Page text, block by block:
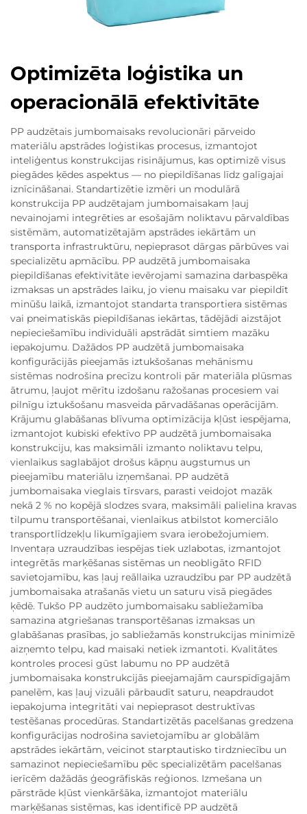
Optimizēta loģistika un
operacionālā efektivitāte
PP audzētais jumbomaisaks revolucionāri pārveido
materiālu apstrādes loģistikas procesus, izmantojot
inteliģentus konstrukcijas risinājumus, kas optimizē visus
piegādes ķēdes aspektus — no piepildīšanas līdz galīgajai
iznīcināšanai. Standartizētie izmēri un modulārā
konstrukcija PP audzētajam jumbomaisakam ļauj
nevainojami integrēties ar esošajām noliktavu pārvaldības
sistēmām, automatizētajām apstrādes iekārtām un
transporta infrastruktūru, nepieprasot dārgas pārbūves vai
specializētu apmācību. PP audzētā jumbomaisaka
piepildīšanas efektivitāte ievērojami samazina darbaspēka
izmaksas un apstrādes laiku, jo vienu maisaku var piepildīt
minūšu laikā, izmantojot standarta transportiera sistēmas
vai pneimatiskās piepildīšanas iekārtas, tādējādi aizstājot
nepieciešamību individuāli apstrādāt simtiem mazāku
iepakojumu. Dažādos PP audzētā jumbomaisaka
konfigurācijās pieejamās iztukšošanas mehānismu
sistēmas nodrošina precīzu kontroli pār materiāla plūsmas
ātrumu, ļaujot mērītu izdošanu ražošanas procesiem vai
pilnīgu iztukšošanu masveida pārvadāšanas operācijām.
Krājumu glabāšanas blīvuma optimizācija kļūst iespējama,
izmantojot kubiski efektīvo PP audzētā jumbomaisaka
konstrukciju, kas maksimāli izmanto noliktavu telpu,
vienlaikus saglabājot drošus kāpņu augstumus un
pieejamību materiālu izņemšanai. PP audzētā
jumbomaisaka vieglais tīrsvars, parasti veidojot mazāk
nekā 2 % no kopējā slodzes svara, maksimāli palielina kravas
tilpumu transportēšanai, vienlaikus atbilstot komerciālo
transportlīdzekļu likumīgajiem svara ierobežojumiem.
Inventaŗa uzraudzības iespējas tiek uzlabotas, izmantojot
integrētās marķēšanas sistēmas un neobligāto RFID
savietojamību, kas ļauj reāllaika uzraudzību par PP audzētā
jumbomaisaka atrašanās vietu un saturu visā piegādes
ķēdē. Tukšo PP audzēto jumbomaisaku sabliežamība
samazina atgriešanas transportēšanas izmaksas un
glabāšanas prasības, jo sabliežamās konstrukcijas minimizē
aizņemto telpu, kad maisaki netiek izmantoti. Kvalitātes
kontroles procesi gūst labumu no PP audzētā
jumbomaisaka konstrukcijās pieejamajām caurspīdīgajām
panelēm, kas ļauj vizuāli pārbaudīt saturu, neapdraudot
iepakojuma integritāti vai nepieprasot destruktīvas
testēšanas procedūras. Standartizētās pacelšanas gredzena
konfigurācijas nodrošina savietojamību ar globālām
apstrādes iekārtām, veicinot starptautisko tirdzniecību un
samazinot nepieciešamību pēc specializētām pacelšanas
ierīcēm dažādās ģeogrāfiskās reģionos. Izmešana un
pārstrāde kļūst vienkāršāka, izmantojot materiālu
marķēšanas sistēmas, kas identificē PP audzētā